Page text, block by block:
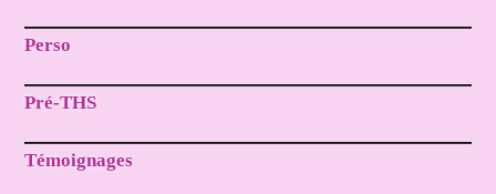
Perso
Pré-THS
Témoignages